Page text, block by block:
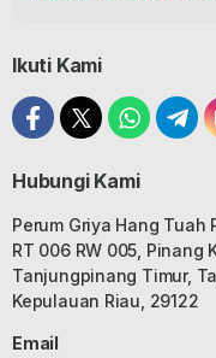
Ikuti Kami
Hubungi Kami
Perum Griya Hang Tuah
RT 006 RW 005, Pinang
Tanjungpinang Timur,
Kepulauan Riau, 29122
Email